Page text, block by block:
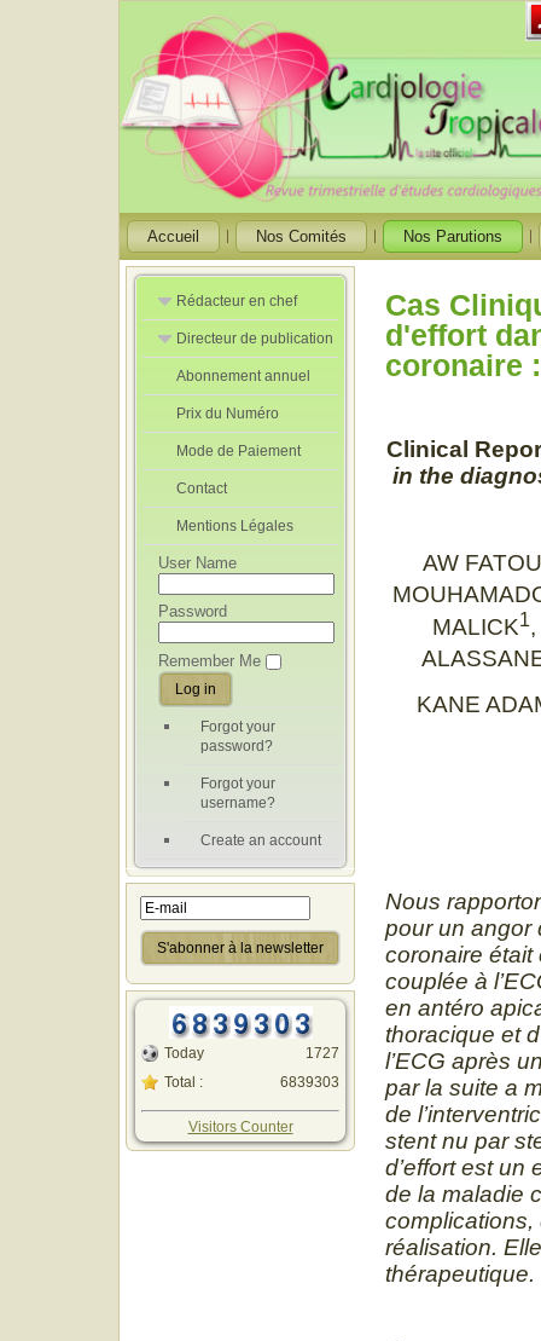
Accueil Nos Comités Nos Parutions
Rédacteur en chef
Rédacteurs en
Chef Adjoint
Directeur de publication
Directeur de
publication
adjoint
Abonnement annuel
Prix du Numéro
Mode de Paiement
Contact
Mentions Légales
User Name
Password
Remember Me
Forgot your
password?
Forgot your
username?
Create an account
Today
Total :
1727
6839303
Visitors Counter
Cas
d'effort
coronaire
Clinical
in the
AW FATOU
MALICK1
KANE
Nous
pour un angor
coronaire était
couplée à
en antéro
thoracique et
l’ECG après
par la suite a
de
stent nu par
d’effort est un
de la maladie
complications,
réalisation.
thérapeutique.